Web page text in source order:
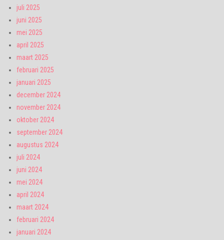
juli 2025
juni 2025
mei 2025
april 2025
maart 2025
februari 2025
januari 2025
december 2024
november 2024
oktober 2024
september 2024
augustus 2024
juli 2024
juni 2024
mei 2024
april 2024
maart 2024
februari 2024
januari 2024